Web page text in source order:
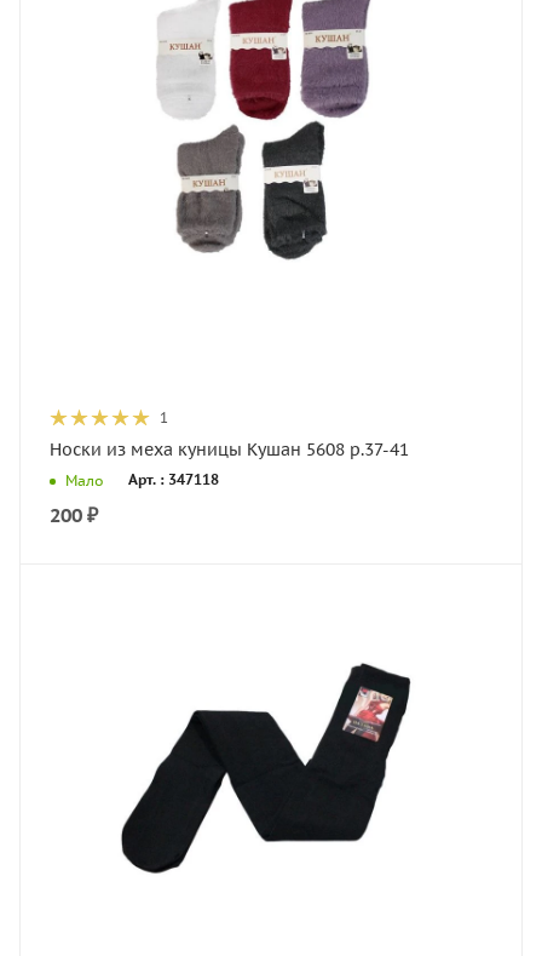
1
Носки из меха куницы Кушан 5608 р.37-41
Мало Арт. : 347118
200 ₽